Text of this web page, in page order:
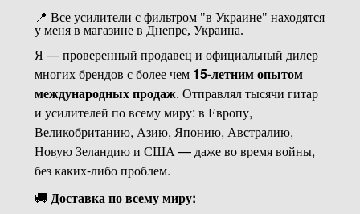
📍 Все усилители с фильтром "в Украине" находятся
у меня в магазине в Днепре, Украина.
Я — проверенный продавец и официальный дилер
многих брендов с более чем 15-летним опытом
международных продаж. Отправлял тысячи гитар
и усилителей по всему миру: в Европу,
Великобританию, Азию, Японию, Австралию,
Новую Зеландию и США — даже во время войны,
без каких-либо проблем.
🚚 Доставка по всему миру: